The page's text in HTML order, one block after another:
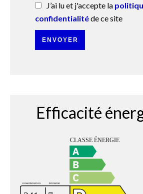
J’ai lu et j'accepte la
confidentialitéde ce site
ENVOYER
Efficacité